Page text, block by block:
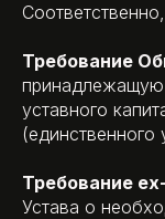
Соответственно,
Требование
принадлежащую
уставного
(единственного
Требование
Устава о